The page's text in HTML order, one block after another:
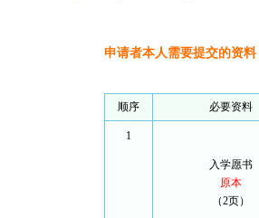
申请者本人需要提交的资料
顺序 必要资料
1
入学愿书
原本
（2页）